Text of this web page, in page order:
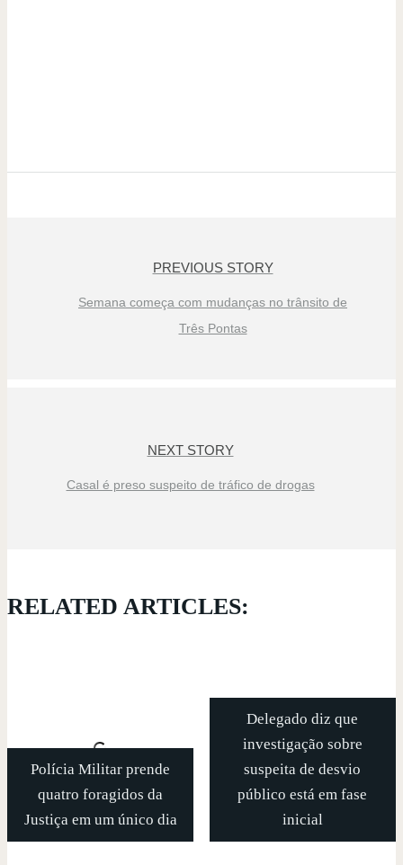
PREVIOUS STORY
Semana começa com mudanças no trânsito de
Três Pontas
NEXT STORY
Casal é preso suspeito de tráfico de drogas
RELATED ARTICLES:
Polícia Militar prende
quatro foragidos da
Justiça em um único dia
Delegado diz que
investigação sobre
suspeita de desvio
público está em fase
inicial